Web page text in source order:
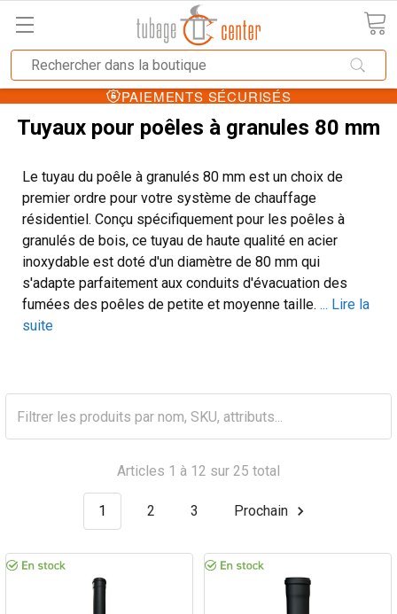
LES MEILLEURS PRIX
Tuyaux pour poêles à granules 80 mm
Le tuyau du poêle à granulés 80 mm est un choix de
premier ordre pour votre système de chauffage
résidentiel. Conçu spécifiquement pour les poêles à
granulés de bois, ce tuyau de haute qualité en acier
inoxydable est doté d'un diamètre de 80 mm qui
s'adapte parfaitement aux conduits d'évacuation des
fumées des poêles de petite et moyenne taille. ... Lire la
suite
Articles 1 à 12 sur 25 total
1 2 3 Prochain